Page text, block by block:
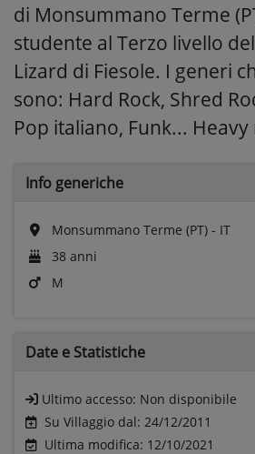
di Monsummano Terme
studente al Terzo livello
Lizard di Fiesole. I generi
sono: Hard Rock, Shred
Pop italiano, Funk... Heavy
Info generiche
Monsummano Terme (PT) - IT
38 anni
M
Date e Statistiche
Ultimo accesso: Non disponibile
Su Villaggio dal: 24/12/2011
Ultima modifica: 12/10/2021